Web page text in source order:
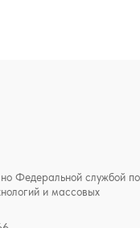
Федеральной службой по
и массовых